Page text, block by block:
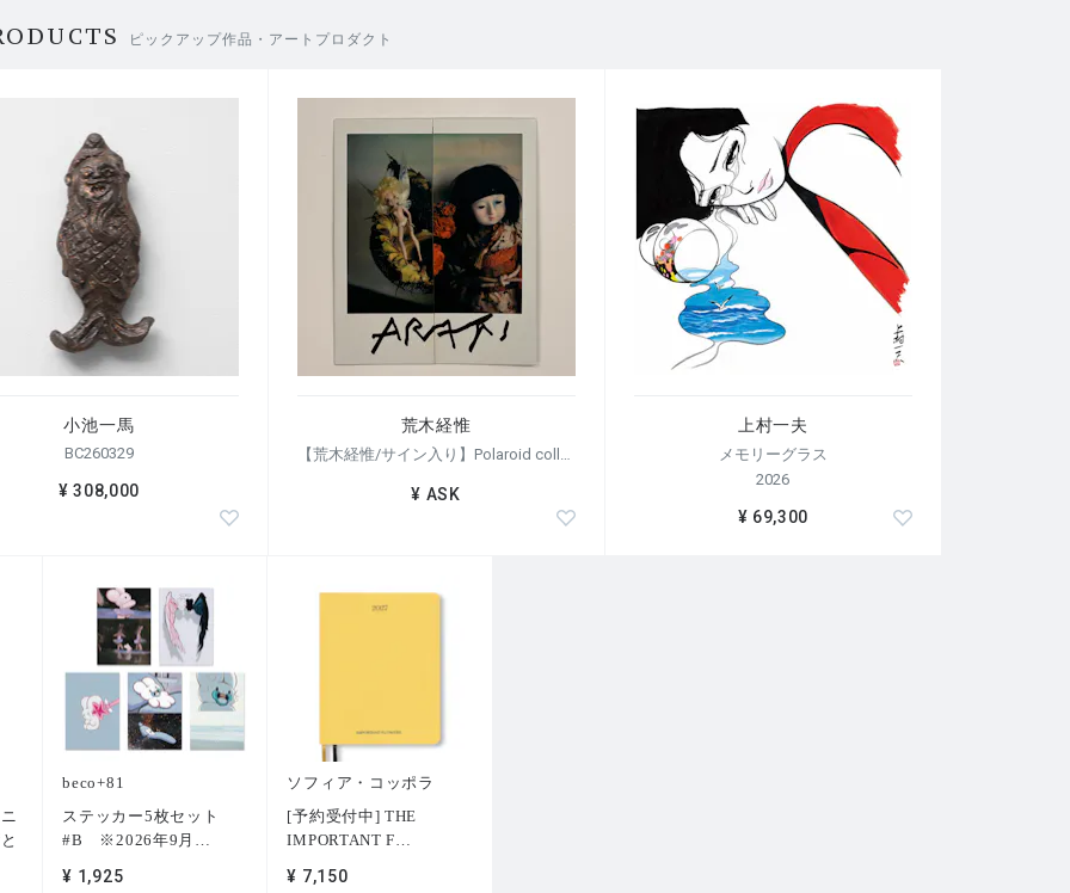
ピックアップ作品・アートプロダクト
小池一馬
BC260329
¥ 308,000
荒木経惟
【荒木経惟/サイン入り】Polaroid collage
¥ ASK
上村一夫
メモリーグラス
2026
¥ 69,300
beco+81
ステッカー5枚セット
#B ※2026年9月
¥ 1,925
ソフィア・コッポラ
[予約受付中] THE
IMPORTANT F
¥ 7,150